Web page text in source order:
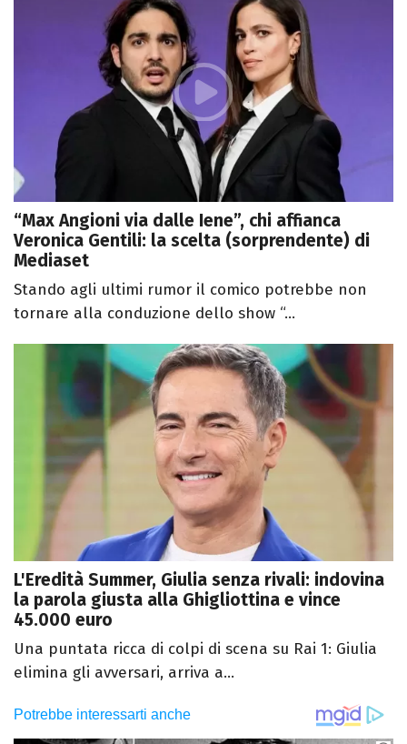
“Max Angioni via dalle Iene”, chi affianca
Veronica Gentili: la scelta (sorprendente) di
Mediaset
Stando agli ultimi rumor il comico potrebbe non
tornare alla conduzione dello show “...
L'Eredità Summer, Giulia senza rivali: indovina
la parola giusta alla Ghigliottina e vince
45.000 euro
Una puntata ricca di colpi di scena su Rai 1: Giulia
elimina gli avversari, arriva a...